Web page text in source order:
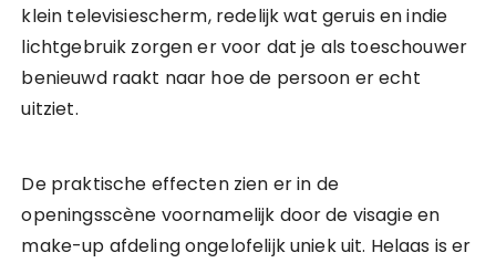
klein televisiescherm, redelijk wat geruis en indie
lichtgebruik zorgen er voor dat je als toeschouwer
benieuwd raakt naar hoe de persoon er echt
uitziet.
De praktische effecten zien er in de
openingsscène voornamelijk door de visagie en
make-up afdeling ongelofelijk uniek uit. Helaas is er